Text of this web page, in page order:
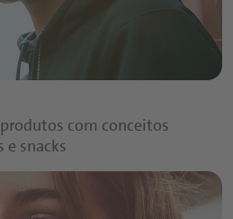
com conceitos
e snacks